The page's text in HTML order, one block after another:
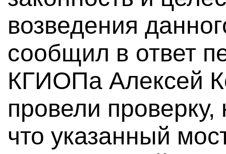
возведения
сообщил в ответ
КГИОПа Алексей
провели проверку,
что указанный